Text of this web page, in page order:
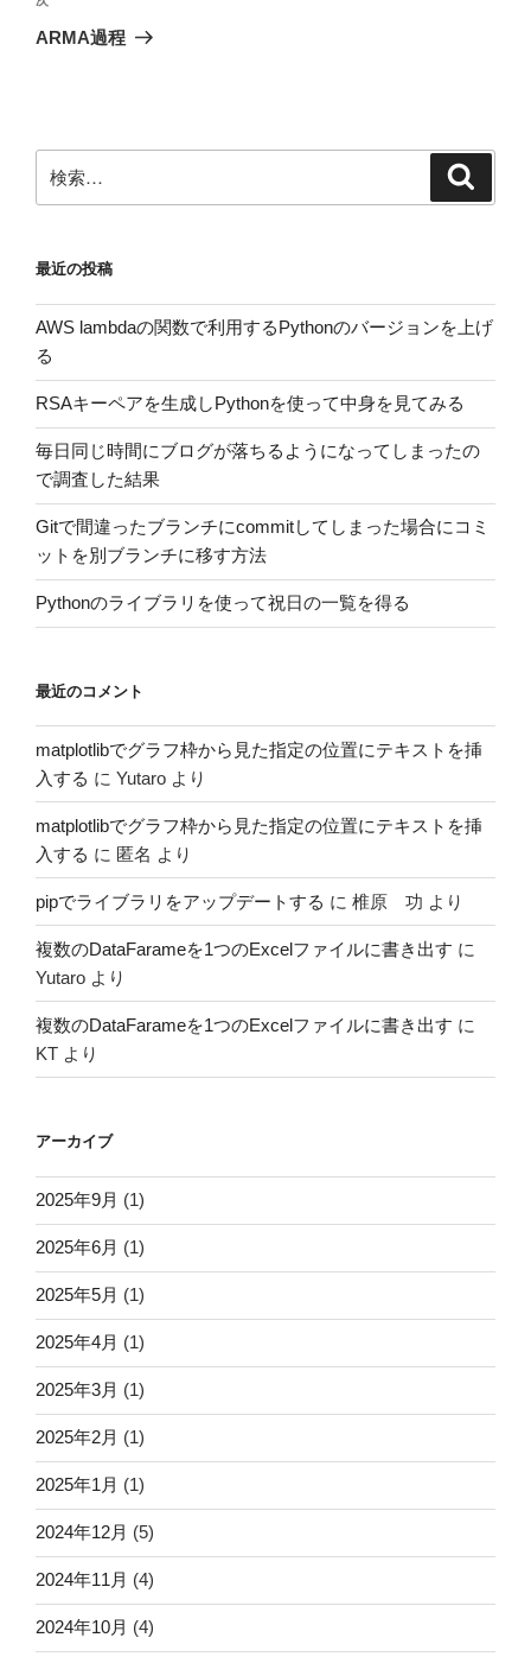
ー
の
ARMA過程
索:
最近の投稿
AWS lambdaの関数で利用するPythonのバージョンを上げ
る
RSAキーペアを生成しPythonを使って中身を見てみる
毎日同じ時間にブログが落ちるようになってしまったの
で調査した結果
Gitで間違ったブランチにcommitしてしまった場合にコミ
ットを別ブランチに移す方法
Pythonのライブラリを使って祝日の一覧を得る
最近のコメント
matplotlibでグラフ枠から見た指定の位置にテキストを挿
入する に Yutaro より
matplotlibでグラフ枠から見た指定の位置にテキストを挿
入する に 匿名 より
pipでライブラリをアップデートする に 椎原 功 より
複数のDataFarameを1つのExcelファイルに書き出す に
Yutaro より
複数のDataFarameを1つのExcelファイルに書き出す に
KT より
アーカイブ
2025年9月 (1)
2025年6月 (1)
2025年5月 (1)
2025年4月 (1)
2025年3月 (1)
2025年2月 (1)
2025年1月 (1)
2024年12月 (5)
2024年11月 (4)
2024年10月 (4)